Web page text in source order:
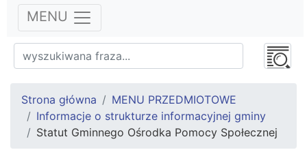
MENU
Strona główna
MENU PRZEDMIOTOWE
Informacje o strukturze informacyjnej gminy
Statut Gminnego Ośrodka Pomocy Społecznej